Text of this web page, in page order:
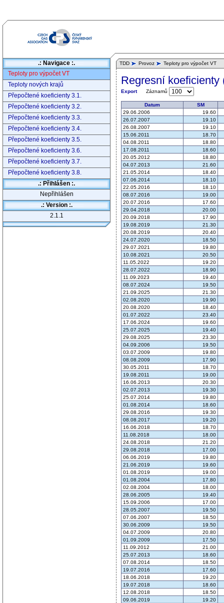
.: Navigace :.
Teploty pro výpočet VT
Teploty nových krajů
Přepočtené koeficienty 3.1.
Přepočtené koeficienty 3.2.
Přepočtené koeficienty 3.3.
Přepočtené koeficienty 3.4.
Přepočtené koeficienty 3.5.
Přepočtené koeficienty 3.6.
Přepočtené koeficienty 3.7.
Přepočtené koeficienty 3.8.
.: Přihlášen :.
Nepřihlášen
.: Version :.
2.1.1
TDD Provoz Teploty pro výpočet VT
Regresní koeficienty
Export Záznamů
Datum
SM
29.06.2006
19.60
26.07.2007
19.10
26.08.2007
19.10
15.06.2011
18.70
04.08.2011
18.80
17.08.2011
18.60
20.05.2012
18.80
04.07.2013
21.60
21.05.2014
18.40
07.06.2014
18.10
22.05.2016
18.10
08.07.2016
19.00
20.07.2016
17.60
29.04.2018
20.00
20.09.2018
17.90
19.08.2019
21.30
20.08.2019
20.40
24.07.2020
18.50
29.07.2021
19.80
10.08.2021
20.50
11.05.2022
19.20
28.07.2022
18.90
11.09.2023
19.40
08.07.2024
19.50
21.09.2025
21.30
02.08.2020
19.90
20.08.2020
18.40
01.07.2022
23.40
17.06.2024
19.60
25.07.2025
19.40
29.08.2025
23.30
04.09.2006
19.50
03.07.2009
19.80
08.08.2009
17.90
30.05.2011
18.70
19.08.2011
19.00
16.06.2013
20.30
02.07.2013
19.30
25.07.2014
19.80
01.08.2014
18.60
29.08.2016
19.30
08.08.2017
19.20
16.06.2018
18.70
11.08.2018
18.00
24.08.2018
21.20
29.08.2018
17.00
06.06.2019
19.80
21.06.2019
19.60
01.08.2019
19.00
01.08.2004
17.80
02.08.2004
18.00
28.06.2005
19.40
15.09.2006
17.00
28.05.2007
19.50
07.06.2007
18.50
30.06.2009
19.50
04.07.2009
20.80
01.09.2009
17.50
11.09.2012
21.00
25.07.2013
18.60
07.08.2014
18.50
19.07.2016
17.60
18.06.2018
19.20
19.07.2018
18.60
12.08.2018
18.50
09.06.2019
19.20